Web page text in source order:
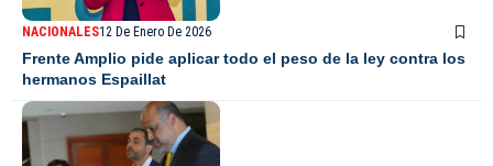
NACIONALES12 De Enero De 2026
Frente Amplio pide aplicar todo el peso de la ley contra los
hermanos Espaillat